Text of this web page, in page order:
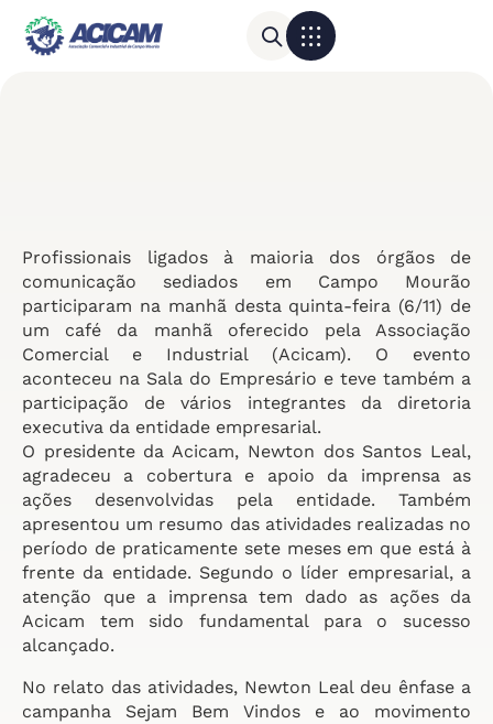
Profissionais ligados à maioria dos órgãos de
comunicação sediados em Campo Mourão
participaram na manhã desta quinta-feira (6/11) de
um café da manhã oferecido pela Associação
Comercial e Industrial (Acicam). O evento
aconteceu na Sala do Empresário e teve também a
participação de vários integrantes da diretoria
executiva da entidade empresarial.
O presidente da Acicam, Newton dos Santos Leal,
agradeceu a cobertura e apoio da imprensa as
ações desenvolvidas pela entidade. Também
apresentou um resumo das atividades realizadas no
período de praticamente sete meses em que está à
frente da entidade. Segundo o líder empresarial, a
atenção que a imprensa tem dado as ações da
Acicam tem sido fundamental para o sucesso
alcançado.
No relato das atividades, Newton Leal deu ênfase a
campanha Sejam Bem Vindos e ao movimento